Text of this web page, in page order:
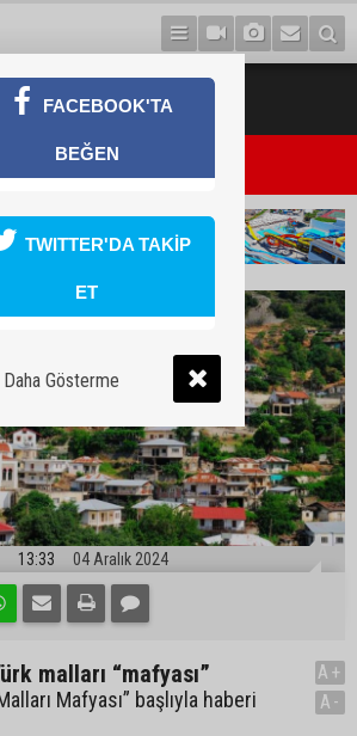
“mafyası”
13:33 04 Aralık 2024
malları “mafyası”
Mafyası” başlıyla haberi
A+
A-
FACEBOOK'TA
BEĞEN
TWITTER'DA TAKİP
ET
Daha Gösterme